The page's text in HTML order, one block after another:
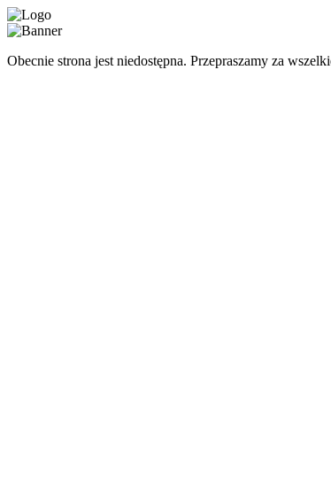
Obecnie strona jest niedostępna. Przepraszamy za